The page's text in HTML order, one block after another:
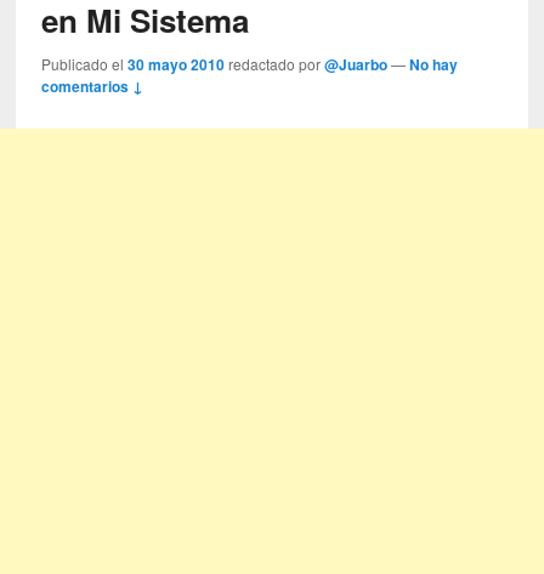
en Mi Sistema
Publicado el30 mayo 2010 redactado por@Juarbo —No hay
comentarios ↓